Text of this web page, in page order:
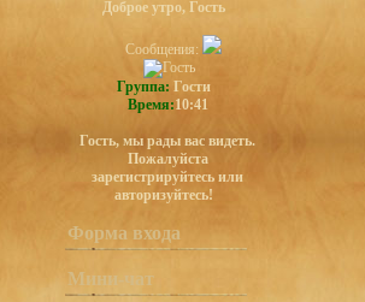
Доброе утро, Гость
Сообщения:
Группа: Гости
Время:10:41
Гость, мы рады вас видеть.
Пожалуйста
зарегистрируйтесь или
авторизуйтесь!
Форма входа
Мини-чат